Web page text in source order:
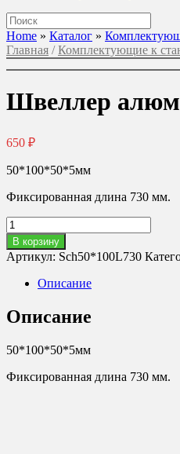
Поиск
по:
Home » Каталог »
Главная /Комплектующие к
Швеллер
650 ₽
50*100*50*5мм
Фиксированная длина 730 мм.
Количество
товара
Швеллер
алюминиевый
В корзину
Артикул: Sch50*100L730
Описание
Описание
50*100*50*5мм
Фиксированная длина 730 мм.